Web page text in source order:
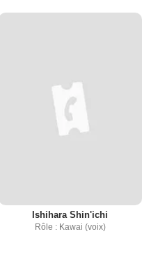
Ishihara Shin'ichi
Rôle : Kawai (voix)